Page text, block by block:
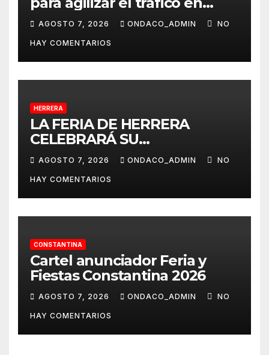
dirección a Alcalá del Río
desde La Rinconada
AGOSTO 7, 2026 ONDACO_ADMIN NO
HAY COMENTARIOS
HERRERA
LA FERIA DE HERRERA
CELEBRARÁ SU
TRADICIONAL PASEO DE
CABALLISTAS, AMAZONAS Y
COCHES DE CABALLOS
AGOSTO 7, 2026 ONDACO_ADMIN NO
HAY COMENTARIOS
CONSTANTINA
Cartel anunciador Feria y
Fiestas Constantina 2026
AGOSTO 7, 2026 ONDACO_ADMIN NO
HAY COMENTARIOS